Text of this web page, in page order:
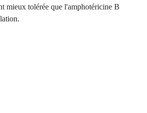
mieux tolérée que l'amphotéricine B